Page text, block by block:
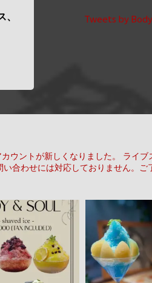
Tweets by
ウントが新しくなりました。
ライブ
合わせには対応しておりません。ご